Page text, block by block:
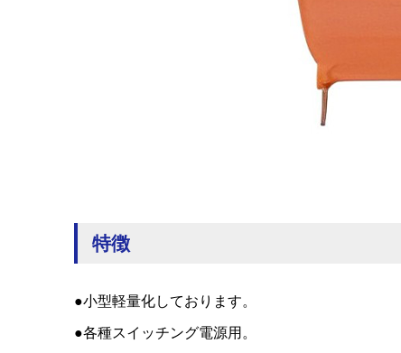
特徴
●小型軽量化しております。
●各種スイッチング電源用。